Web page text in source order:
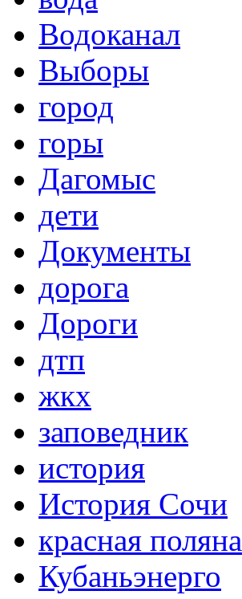
Водоканал
Выборы
город
горы
Дагомыс
дети
Документы
дорога
Дороги
дтп
жкх
заповедник
история
История Сочи
красная поляна
Кубаньэнерго